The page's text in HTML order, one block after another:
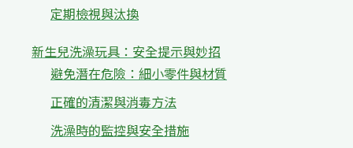
定期檢視與汰換
新生兒洗澡玩具：安全提示與妙招
避免潛在危險：細小零件與材質
正確的清潔與消毒方法
洗澡時的監控與安全措施